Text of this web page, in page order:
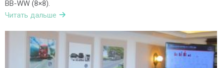
BB-WW (8×8).
Читать дальше